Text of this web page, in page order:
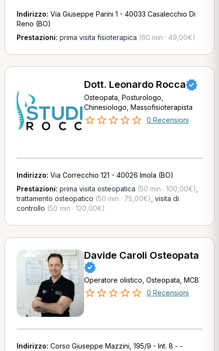
Indirizzo: Via Giuseppe Parini 1 - 40033 Casalecchio Di
Reno (BO)
Prestazioni: prima visita fisioterapica (60 min · 49,00€)
Dott. Leonardo Rocca
Osteopata, Posturologo,
Chinesiologo, Massofisioterapista
0 Recensioni
Indirizzo: Via Correcchio 121 - 40026 Imola (BO)
Prestazioni: prima visita osteopatica (50 min · 100,00€)
trattamento osteopatico (50 min · 75,00€) visita di
controllo (50 min · 120,00€)
Davide Caroli Osteopata
Operatore olistico, Osteopata, MCB
0 Recensioni
Indirizzo: Corso Giuseppe Mazzini, 195/9 - Int. 8 - -